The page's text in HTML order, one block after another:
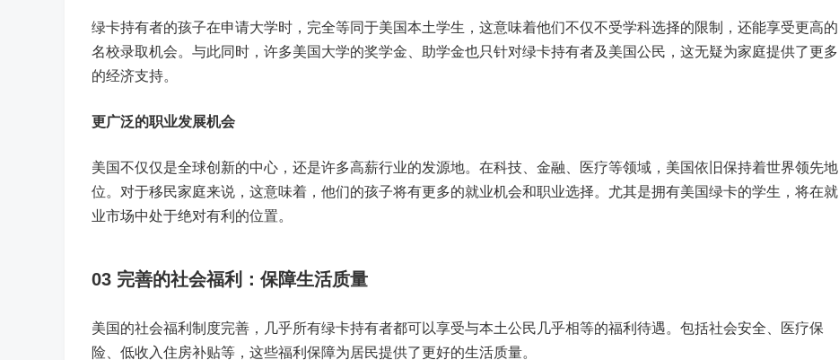
绿卡持有者的孩子在申请大学时，完全等同于美国本土学生，这意味着他们不仅不受学科选择的限制，还能享受更高的
名校录取机会。与此同时，许多美国大学的奖学金、助学金也只针对绿卡持有者及美国公民，这无疑为家庭提供了更多
的经济支持。
更广泛的职业发展机会
美国不仅仅是全球创新的中心，还是许多高薪行业的发源地。在科技、金融、医疗等领域，美国依旧保持着世界领先地
位。对于移民家庭来说，这意味着，他们的孩子将有更多的就业机会和职业选择。尤其是拥有美国绿卡的学生，将在就
业市场中处于绝对有利的位置。
03 完善的社会福利：保障生活质量
美国的社会福利制度完善，几乎所有绿卡持有者都可以享受与本土公民几乎相等的福利待遇。包括社会安全、医疗保
险、低收入住房补贴等，这些福利保障为居民提供了更好的生活质量。